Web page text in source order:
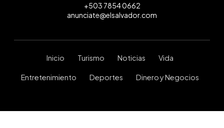
+503 7854 0662
anunciate@elsalvador.com
Inicio Turismo Noticias Vida
Entretenimiento Deportes Dinero y Negocios